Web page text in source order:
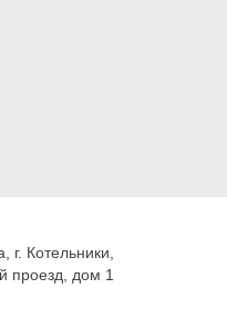
Котельники,
проезд, дом 1